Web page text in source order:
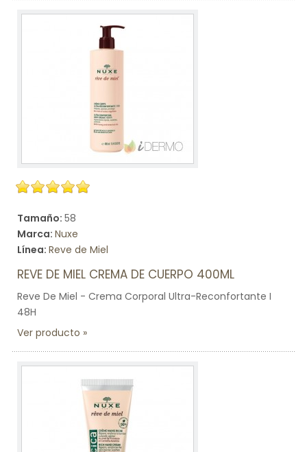
Tamaño: 58
Marca: Nuxe
Línea: Reve de Miel
REVE DE MIEL CREMA DE CUERPO 400ML
Reve De Miel - Crema Corporal Ultra-Reconfortante I
48H
Ver producto